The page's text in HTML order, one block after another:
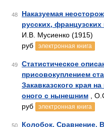
48
Наказуемая
русских,
И.В. Мусиенко (1915)
руб
электронная книга
49
Статистическое
присовокуплением
Закавказского края
оного с нынешним ,
руб
электронная книга
50 Колобок. Сравнение.